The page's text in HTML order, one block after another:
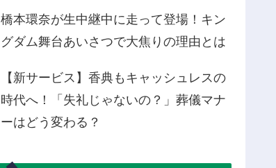
橋本環奈が生中継中に走って登場！キン
グダム舞台あいさつで大焦りの理由とは
【新サービス】香典もキャッシュレスの
時代へ！「失礼じゃないの？」葬儀マナ
ーはどう変わる？